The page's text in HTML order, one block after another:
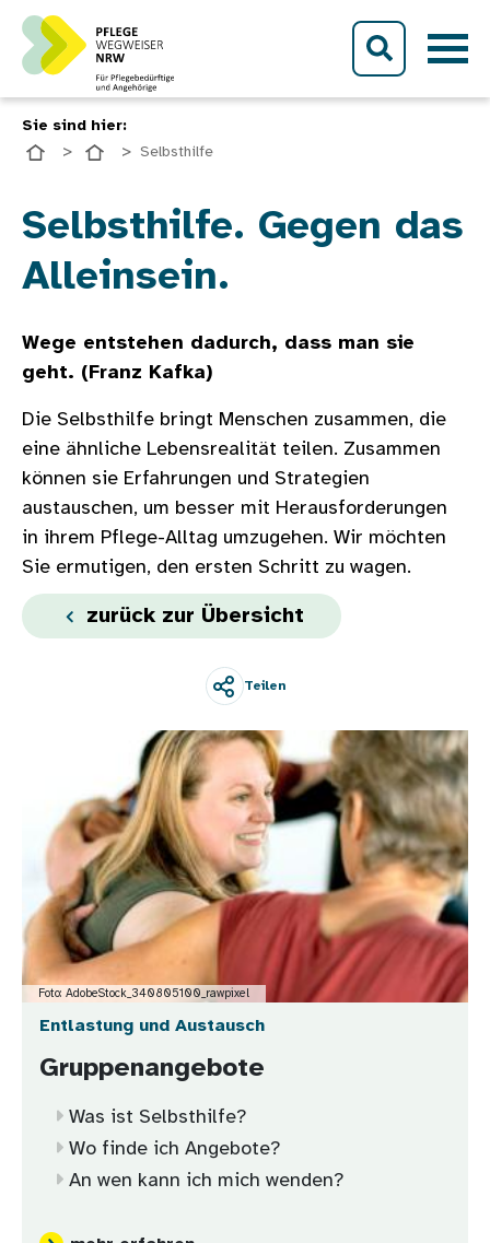
Direkt zum Inhalt
Sie sind hier:
Selbsthilfe
BildSelbsthilfe. Gegen das
Alleinsein.
Wege entstehen dadurch, dass man sie
geht. (Franz Kafka)
Die Selbsthilfe bringt Menschen zusammen, die
eine ähnliche Lebensrealität teilen. Zusammen
können sie Erfahrungen und Strategien
austauschen, um besser mit Herausforderungen
in ihrem Pflege-Alltag umzugehen. Wir möchten
Sie ermutigen, den ersten Schritt zu wagen.
zurück zur Übersicht
Teilen
Foto: AdobeStock_340805100_rawpixel
Entlastung und Austausch
Gruppenangebote
Was ist Selbsthilfe?
Wo finde ich Angebote?
An wen kann ich mich wenden?